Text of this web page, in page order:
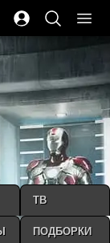
ТВ
ПОДБОРКИ